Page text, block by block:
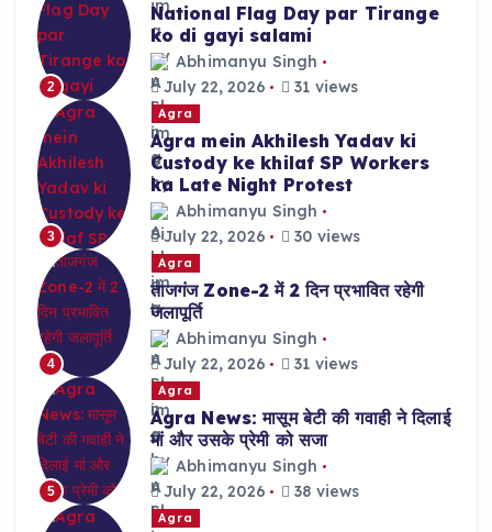
2
National Flag Day par Tirange
ko di gayi salami
Abhimanyu Singh
July 22, 2026
31 views
3
Agra
Agra mein Akhilesh Yadav ki
Custody ke khilaf SP Workers
ka Late Night Protest
Abhimanyu Singh
July 22, 2026
30 views
4
Agra
ताजगंज Zone-2 में 2 दिन प्रभावित रहेगी
जलापूर्ति
Abhimanyu Singh
July 22, 2026
31 views
5
Agra
Agra News: मासूम बेटी की गवाही ने दिलाई
मां और उसके प्रेमी को सजा
Abhimanyu Singh
July 22, 2026
38 views
Agra